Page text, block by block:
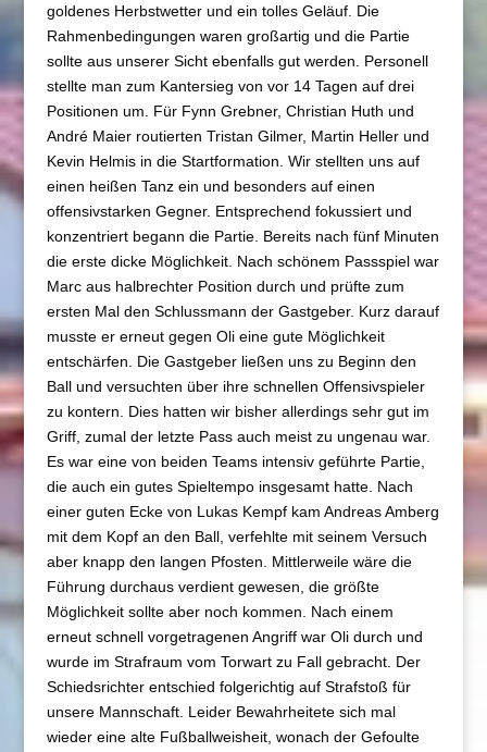
goldenes Herbstwetter und ein tolles Geläuf. Die
Rahmenbedingungen waren großartig und die Partie
sollte aus unserer Sicht ebenfalls gut werden. Personell
stellte man zum Kantersieg von vor 14 Tagen auf drei
Positionen um. Für Fynn Grebner, Christian Huth und
André Maier routierten Tristan Gilmer, Martin Heller und
Kevin Helmis in die Startformation. Wir stellten uns auf
einen heißen Tanz ein und besonders auf einen
offensivstarken Gegner. Entsprechend fokussiert und
konzentriert begann die Partie. Bereits nach fünf Minuten
die erste dicke Möglichkeit. Nach schönem Passspiel war
Marc aus halbrechter Position durch und prüfte zum
ersten Mal den Schlussmann der Gastgeber. Kurz darauf
musste er erneut gegen Oli eine gute Möglichkeit
entschärfen. Die Gastgeber ließen uns zu Beginn den
Ball und versuchten über ihre schnellen Offensivspieler
zu kontern. Dies hatten wir bisher allerdings sehr gut im
Griff, zumal der letzte Pass auch meist zu ungenau war.
Es war eine von beiden Teams intensiv geführte Partie,
die auch ein gutes Spieltempo insgesamt hatte. Nach
einer guten Ecke von Lukas Kempf kam Andreas Amberg
mit dem Kopf an den Ball, verfehlte mit seinem Versuch
aber knapp den langen Pfosten. Mittlerweile wäre die
Führung durchaus verdient gewesen, die größte
Möglichkeit sollte aber noch kommen. Nach einem
erneut schnell vorgetragenen Angriff war Oli durch und
wurde im Strafraum vom Torwart zu Fall gebracht. Der
Schiedsrichter entschied folgerichtig auf Strafstoß für
unsere Mannschaft. Leider Bewahrheitete sich mal
wieder eine alte Fußballweisheit, wonach der Gefoulte